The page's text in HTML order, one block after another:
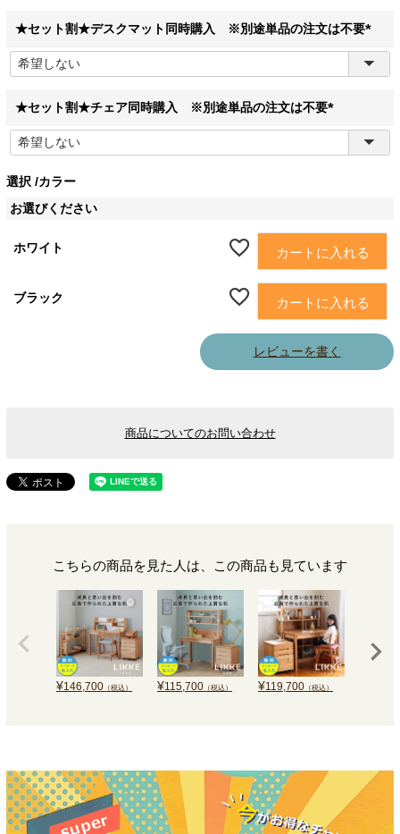
)
★セット割★デスクマット同時購入 ※別途単品の注文は不要
(
必
★セット割★チェア同時購入 ※別途単品の注文は不要
(
選択
カラー
お選びください
ホワイト カートに入れる
ブラック カートに入れる
レビューを書く
商品についてのお問い合わせ
こちらの商品を見た人は、この商品も見ています
¥146,700 （税込） ¥115,700 （税込） ¥119,700 （税込）